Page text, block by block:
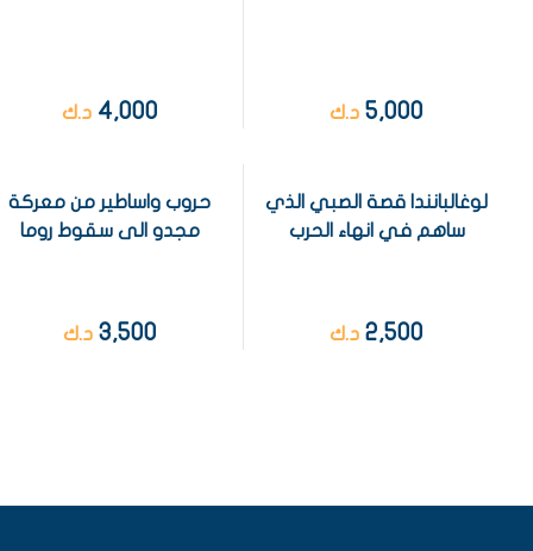
5,000 د.ك 4,000 د.ك
لوغالبانندا قصة الصبي الذي
ساهم في انهاء الحرب
2,500 د.ك
حروب واساطير من معركة
مجدو الى سقوط روما
3,500 د.ك